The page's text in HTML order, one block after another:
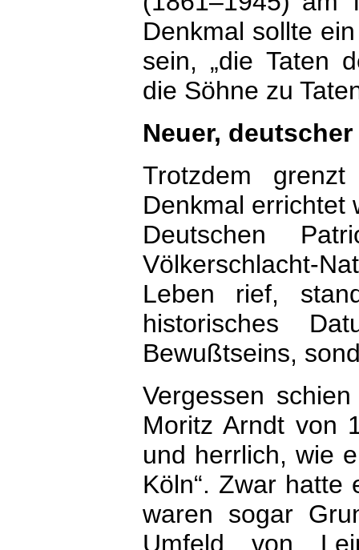
Denkmal sollte
sein, „die Taten
die Söhne zu
Neuer,
Trotzdem
Denkmal errichtet
Deutschen
Völkerschlacht-
Leben rief,
historisches
Bewußtseins,
Vergessen
Moritz Arndt von
und herrlich, wie
Köln“. Zwar hatte
waren sogar
Umfeld von